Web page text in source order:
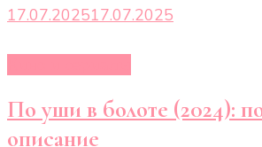
17.07.202517.07.2025
По уши в болоте (2024):
описание